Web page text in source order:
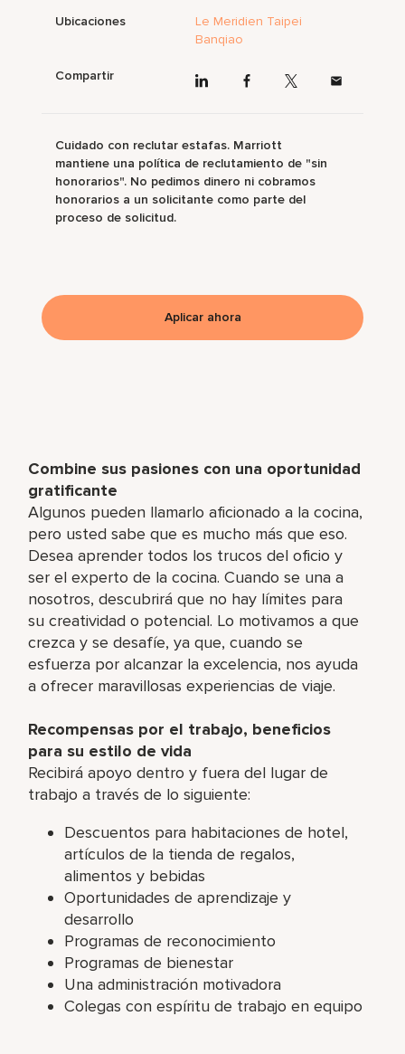
Combine sus pasiones con una oportunidad
gratificante
Algunos pueden llamarlo aficionado a la cocina,
pero usted sabe que es mucho más que eso.
Desea aprender todos los trucos del oficio y
ser el experto de la cocina. Cuando se una a
nosotros, descubrirá que no hay límites para
su creatividad o potencial. Lo motivamos a que
crezca y se desafíe, ya que, cuando se
esfuerza por alcanzar la excelencia, nos ayuda
a ofrecer maravillosas experiencias de viaje.
Recompensas por el trabajo, beneficios
para su estilo de vida
Recibirá apoyo dentro y fuera del lugar de
trabajo a través de lo siguiente:
Descuentos para habitaciones de hotel,
artículos de la tienda de regalos,
alimentos y bebidas
Oportunidades de aprendizaje y
desarrollo
Programas de reconocimiento
Programas de bienestar
Una administración motivadora
Colegas con espíritu de trabajo en equipo
Ubicaciones
Le Meridien Taipei
Banqiao
Compartir
Cuidado con reclutar estafas. Marriott
mantiene una política de reclutamiento de "sin
honorarios". No pedimos dinero ni cobramos
honorarios a un solicitante como parte del
proceso de solicitud.
Aplicar ahora